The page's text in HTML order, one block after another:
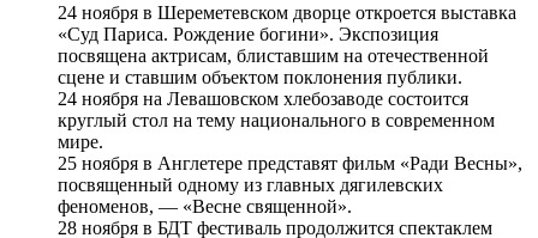
24 ноября в Шереметевском дворце откроется выставка
«Суд Париса. Рождение богини». Экспозиция
посвящена актрисам, блиставшим на отечественной
сцене и ставшим объектом поклонения публики.
24 ноября на Левашовском хлебозаводе состоится
круглый стол на тему национального в современном
мире.
25 ноября в Англетере представят фильм «Ради Весны»,
посвященный одному из главных дягилевских
феноменов, — «Весне священной».
28 ноября в БДТ фестиваль продолжится спектаклем